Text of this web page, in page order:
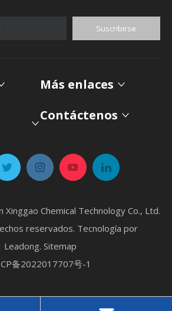
Suscribirse
Más enlaces
Contáctenos
Xinggao Chemical Technology Co., Ltd.
reservados. Tecnología por
Leadong. Sitemap
备2022017707号-1